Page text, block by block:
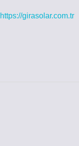
https://girasolar.com.tr